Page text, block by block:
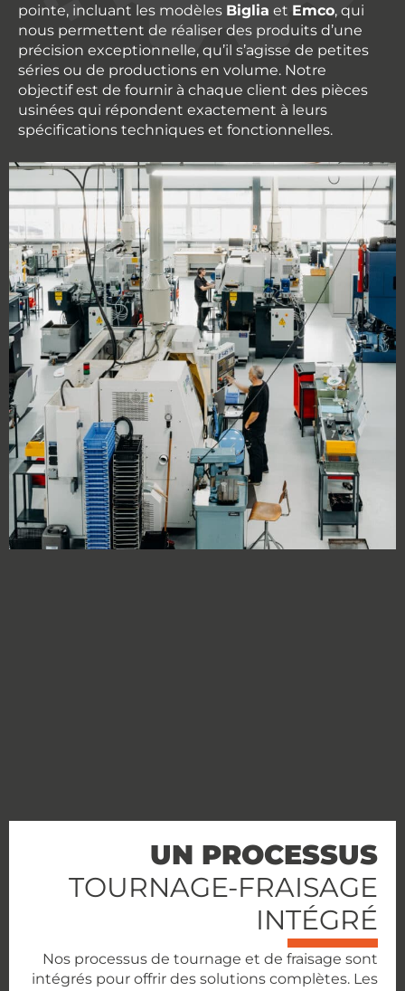
pointe, incluant les modèles Biglia et Emco, qui
nous permettent de réaliser des produits d’une
précision exceptionnelle, qu’il s’agisse de petites
séries ou de productions en volume. Notre
objectif est de fournir à chaque client des pièces
usinées qui répondent exactement à leurs
spécifications techniques et fonctionnelles.
UN PROCESSUS
TOURNAGE-FRAISAGE
INTÉGRÉ
Nos processus de tournage et de fraisage sont
intégrés pour offrir des solutions complètes. Les